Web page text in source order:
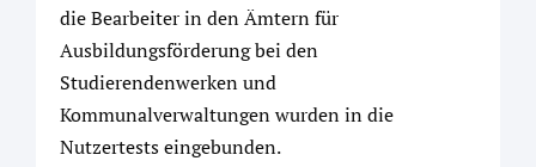
die Bearbeiter in den Ämtern für
Ausbildungsförderung bei den
Studierendenwerken und
Kommunalverwaltungen wurden in die
Nutzertests eingebunden.